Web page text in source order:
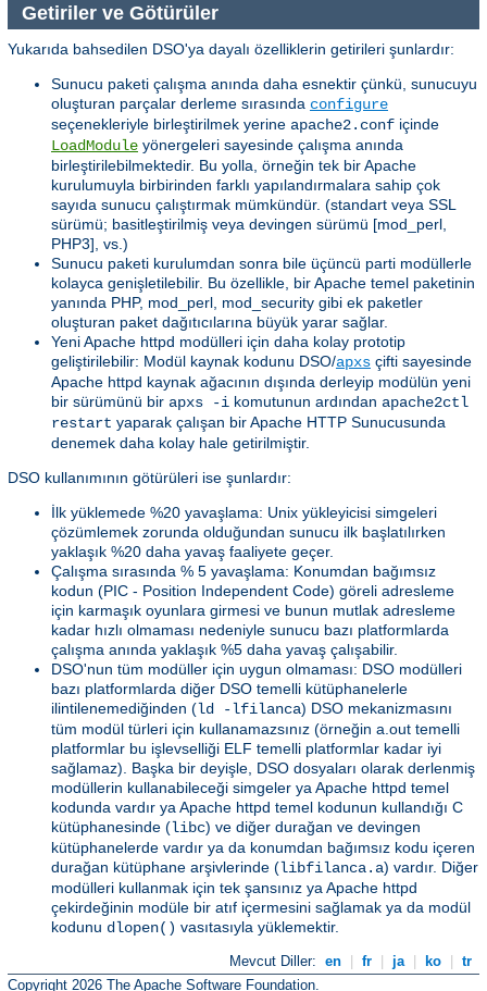
Getiriler ve Götürüler
Yukarıda bahsedilen DSO'ya dayalı özelliklerin getirileri şunlardır:
Sunucu paketi çalışma anında daha esnektir çünkü, sunucuyu
oluşturan parçalar derleme sırasında configure
seçenekleriyle birleştirilmek yerine apache2.conf içinde
LoadModule yönergeleri sayesinde çalışma anında
birleştirilebilmektedir. Bu yolla, örneğin tek bir Apache
kurulumuyla birbirinden farklı yapılandırmalara sahip çok
sayıda sunucu çalıştırmak mümkündür. (standart veya SSL
sürümü; basitleştirilmiş veya devingen sürümü [mod_perl,
PHP3], vs.)
Sunucu paketi kurulumdan sonra bile üçüncü parti modüllerle
kolayca genişletilebilir. Bu özellikle, bir Apache temel paketinin
yanında PHP, mod_perl, mod_security gibi ek paketler
oluşturan paket dağıtıcılarına büyük yarar sağlar.
Yeni Apache httpd modülleri için daha kolay prototip
geliştirilebilir: Modül kaynak kodunu DSO/apxs çifti sayesinde
Apache httpd kaynak ağacının dışında derleyip modülün yeni
bir sürümünü bir apxs -i komutunun ardından apache2ctl
restart yaparak çalışan bir Apache HTTP Sunucusunda
denemek daha kolay hale getirilmiştir.
DSO kullanımının götürüleri ise şunlardır:
İlk yüklemede %20 yavaşlama: Unix yükleyicisi simgeleri
çözümlemek zorunda olduğundan sunucu ilk başlatılırken
yaklaşık %20 daha yavaş faaliyete geçer.
Çalışma sırasında % 5 yavaşlama: Konumdan bağımsız
kodun (PIC - Position Independent Code) göreli adresleme
için karmaşık oyunlara girmesi ve bunun mutlak adresleme
kadar hızlı olmaması nedeniyle sunucu bazı platformlarda
çalışma anında yaklaşık %5 daha yavaş çalışabilir.
DSO'nun tüm modüller için uygun olmaması: DSO modülleri
bazı platformlarda diğer DSO temelli kütüphanelerle
ilintilenemediğinden (ld -lfilanca) DSO mekanizmasını
tüm modül türleri için kullanamazsınız (örneğin a.out temelli
platformlar bu işlevselliği ELF temelli platformlar kadar iyi
sağlamaz). Başka bir deyişle, DSO dosyaları olarak derlenmiş
modüllerin kullanabileceği simgeler ya Apache httpd temel
kodunda vardır ya Apache httpd temel kodunun kullandığı C
kütüphanesinde (libc) ve diğer durağan ve devingen
kütüphanelerde vardır ya da konumdan bağımsız kodu içeren
durağan kütüphane arşivlerinde (libfilanca.a) vardır. Diğer
modülleri kullanmak için tek şansınız ya Apache httpd
çekirdeğinin modüle bir atıf içermesini sağlamak ya da modül
kodunu dlopen() vasıtasıyla yüklemektir.
Mevcut Diller: en | fr | ja | ko | tr
Copyright 2026 The Apache Software Foundation.